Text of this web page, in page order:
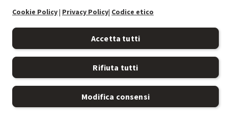
Cookie Policy| Privacy Policy| Codice etico
Accetta tutti
Rifiuta tutti
Modifica consensi